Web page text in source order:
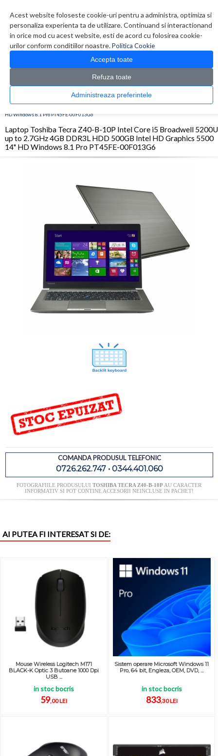
Acest website foloseste cookie-uri pentru a administra, optimiza si
personaliza experienta ta de utilizare. Continuand si interactionand
in orice mod cu acest website, esti de acord cu folosirea cookie-
urilor conform conditiilor noastre.Politica Cookie
Accepta toate
Refuza toate
Administreaza preferintele
0 produs(e)
CATALOG PRODUSE
Laptop & Tablete > Laptopuri > Laptop Toshiba Tecra Z40-B-10P Intel
HD Windows 8.1 Pro PT45FE-00F013G6
Laptop Toshiba Tecra Z40-B-10P Intel Core i5 Broadwell 5200U
up to 2.7GHz 4GB DDR3L HDD 500GB Intel HD Graphics 5500
14" HD Windows 8.1 Pro PT45FE-00F013G6
COMANDA PRODUSUL TELEFONIC
0726.262.747 • 0344.401.060
FOTOGRAFIILE PRODUSULUI TOSHIBA TECRA Z40-B-10PAU CARACTER
INFORMATIV SI POT CONTINE ACCESORII NEINCLUSE IN PACHET!
AI PUTEA FI INTERESAT SI DE:
Mouse Wireless Logitech M171
BLACK-K Optic 3 Butoane 1000 Dpi
USB ...
in stoc bocris
59,00 LEI
Sistem operare Microsoft Windows 11
Pro, 64 bit, Engleza, OEM, DVD, ...
in stoc bocris
833,30 LEI